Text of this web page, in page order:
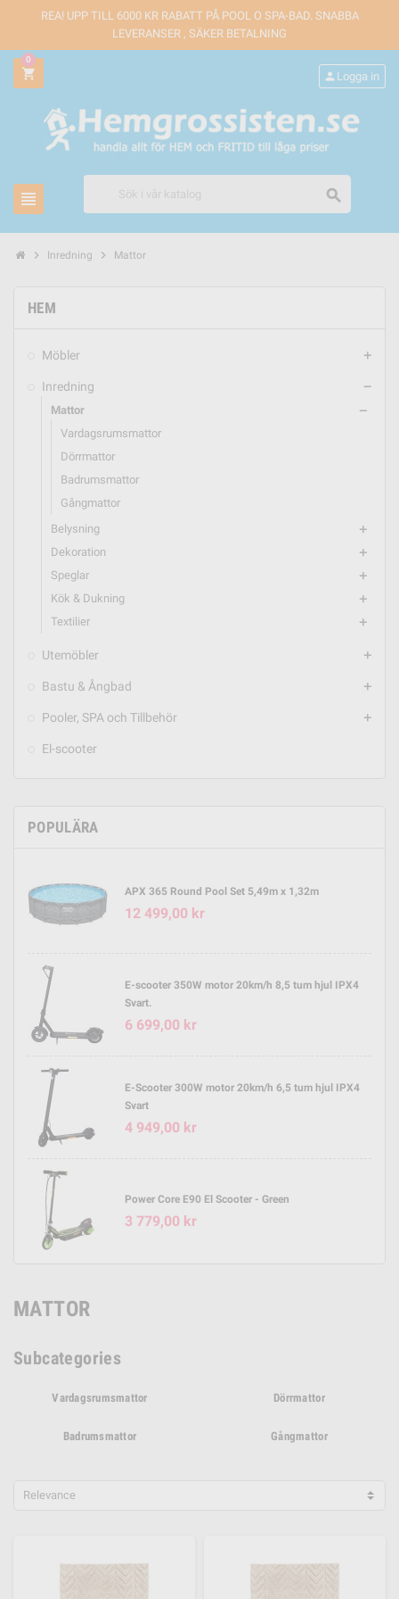
REA! UPP TILL 6000 KR RABATT PÅ POOL O SPA-BAD. SNABBA
LEVERANSER , SÄKER BETALNING
shopping_cart
0
view_headline search
person Logga in
chevron_right Inredning chevron_right Mattor
HEM
Möbler add
Inredning remove
Mattor remove
Vardagsrumsmattor
Dörrmattor
Badrumsmattor
Gångmattor
Belysning
add
Dekoration add
Speglar add
Kök & Dukning add
Textilier add
Utemöbler add
Bastu & Ångbad add
Pooler, SPA och Tillbehör add
El-scooter
POPULÄRA
APX 365 Round Pool Set 5,49m x 1,32m
12 499,00 kr
E-scooter 350W motor 20km/h 8,5 tum hjul IPX4
Svart.
6 699,00 kr
E-Scooter 300W motor 20km/h 6,5 tum hjul IPX4
Svart
4 949,00 kr
Power Core E90 El Scooter - Green
3 779,00 kr
MATTOR
Subcategories
Vardagsrumsmattor Dörrmattor
Badrumsmattor Gångmattor
Relevance